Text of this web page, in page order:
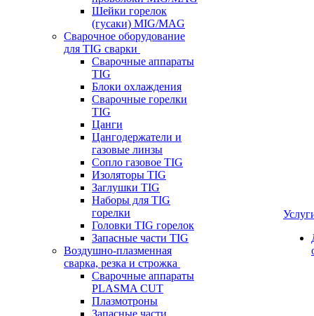
Шейки горелок
(гусаки) MIG/MAG
Сварочное оборудование
для TIG сварки
Сварочные аппараты
TIG
Блоки охлаждения
Сварочные горелки
TIG
Цанги
Цангодержатели и
газовые линзы
Сопло газовое TIG
Изоляторы TIG
Заглушки TIG
Наборы для TIG
горелки
Головки TIG горелок
Запасные части TIG
Воздушно-плазменная
сварка, резка и строжка
Сварочные аппараты
PLASMA CUT
Плазмотроны
Запасные части